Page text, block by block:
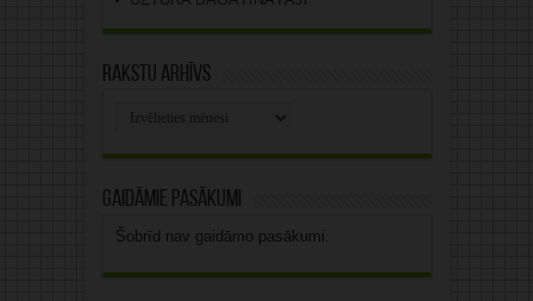
Rakstu arhīvs
Gaidāmie pasākumi
Šobrīd nav gaidāmo pasākumi.